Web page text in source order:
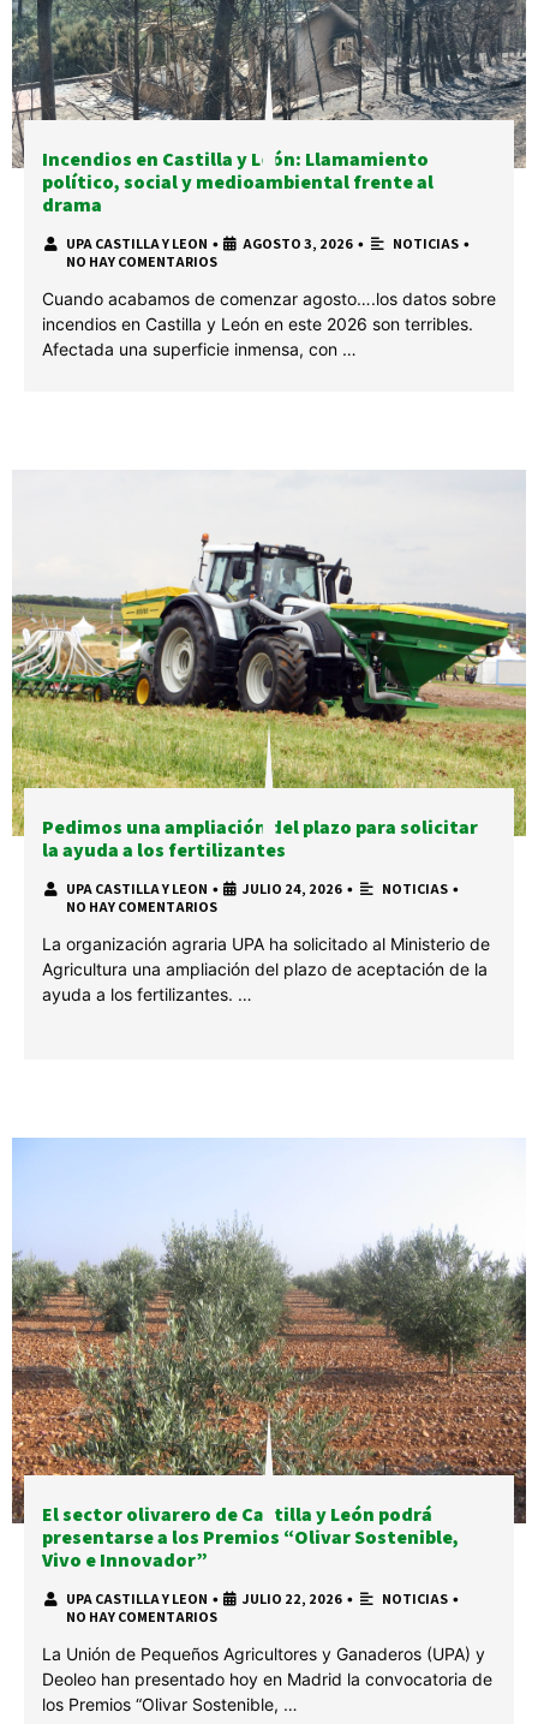
Incendios en Castilla y León: Llamamiento
político, social y medioambiental frente al
drama
UPA CASTILLA Y LEON • AGOSTO 3, 2026 • NOTICIAS •
NO HAY COMENTARIOS
Cuando acabamos de comenzar agosto….los datos sobre
incendios en Castilla y León en este 2026 son terribles.
Afectada una superficie inmensa, con …
Pedimos una ampliación del plazo para solicitar
la ayuda a los fertilizantes
UPA CASTILLA Y LEON • JULIO 24, 2026 • NOTICIAS •
NO HAY COMENTARIOS
La organización agraria UPA ha solicitado al Ministerio de
Agricultura una ampliación del plazo de aceptación de la
ayuda a los fertilizantes. …
El sector olivarero de Castilla y León podrá
presentarse a los Premios “Olivar Sostenible,
Vivo e Innovador”
UPA CASTILLA Y LEON • JULIO 22, 2026 • NOTICIAS •
NO HAY COMENTARIOS
La Unión de Pequeños Agricultores y Ganaderos (UPA) y
Deoleo han presentado hoy en Madrid la convocatoria de
los Premios “Olivar Sostenible, …